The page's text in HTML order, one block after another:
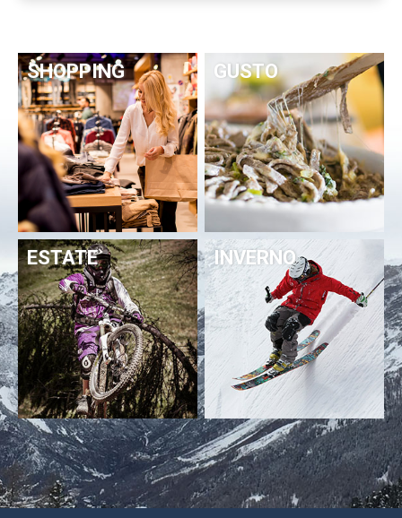
SHOPPING GUSTO
ESTATE INVERNO